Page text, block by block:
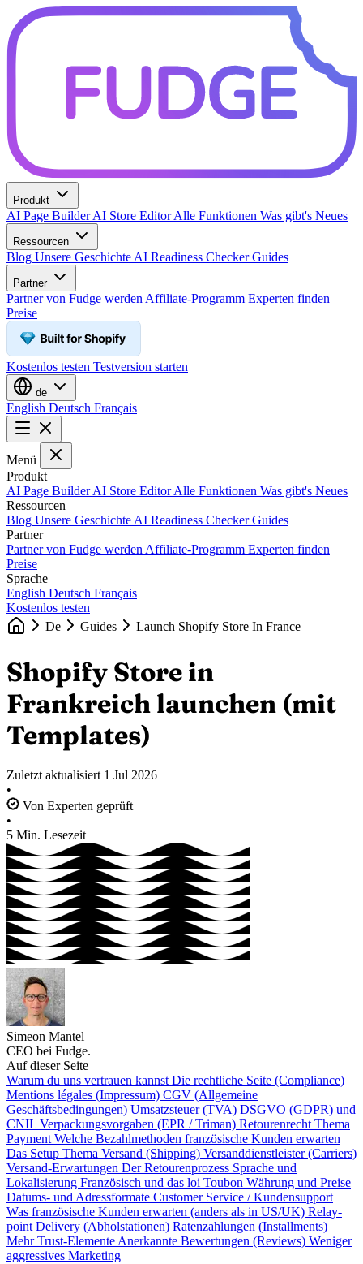
Produkt
AI Page BuilderAI Store EditorAlle Funktionen Was gibt's Neues
Ressourcen
Blog Unsere Geschichte AI Readiness CheckerGuides
Partner
Partner von Fudge werden Affiliate-Programm Experten finden
Preise
Kostenlos testen Testversion starten
de
English Deutsch Français
Menü
Produkt
AI Page BuilderAI Store EditorAlle Funktionen Was gibt's Neues
Ressourcen
Blog Unsere Geschichte AI Readiness CheckerGuides
Partner
Partner von Fudge werden Affiliate-Programm Experten finden
Preise
Sprache
English Deutsch Français
Kostenlos testen
De
Guides Launch Shopify Store In France
Shopify Store in
Frankreich launchen (mit
Templates)
Zuletzt aktualisiert 1 Jul 2026
•
Von Experten geprüft
•
5 Min. Lesezeit
Simeon Mantel
CEO bei Fudge.
Auf dieser Seite
Warum du uns vertrauen kannst Die rechtliche Seite (Compliance)
Mentions légales (Impressum) CGV (Allgemeine
Geschäftsbedingungen) Umsatzsteuer (TVA) DSGVO (GDPR) und
CNIL Verpackungsvorgaben (EPR / Triman) Retourenrecht Thema
Payment Welche Bezahlmethoden französische Kunden erwarten
Das Setup Thema Versand (Shipping) Versanddienstleister (Carriers)
Versand-Erwartungen Der Retourenprozess Sprache und
Lokalisierung Französisch und das loi Toubon Währung und Preise
Datums- und Adressformate Customer Service / Kundensupport
Was französische Kunden erwarten (anders als in US/UK) Relay-
point Delivery (Abholstationen) Ratenzahlungen (Installments)
Mehr Trust-Elemente Anerkannte Bewertungen (Reviews) Weniger
aggressives Marketing